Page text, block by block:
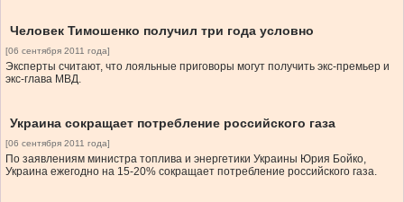
Человек Тимошенко получил три года условно
[06 сентября 2011 года]
Эксперты считают, что лояльные приговоры могут получить экс-премьер и
экс-глава МВД.
Украина сокращает потребление российского газа
[06 сентября 2011 года]
По заявлениям министра топлива и энергетики Украины Юрия Бойко,
Украина ежегодно на 15-20% сокращает потребление российского газа.